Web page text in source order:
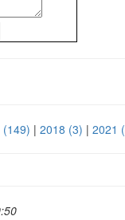
(149) | 2018 (3) | 2021